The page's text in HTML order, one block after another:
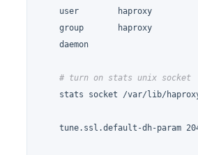
    user        haproxy
    group       haproxy
    daemon
# turn on stats unix socket
stats socket /var/lib/
tune.ssl.default-dh-